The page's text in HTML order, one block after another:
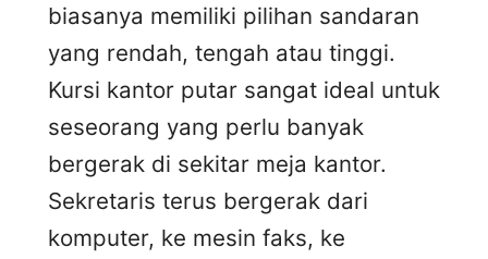
biasanya memiliki pilihan sandaran
yang rendah, tengah atau tinggi.
Kursi kantor putar sangat ideal untuk
seseorang yang perlu banyak
bergerak di sekitar meja kantor.
Sekretaris terus bergerak dari
komputer, ke mesin faks, ke